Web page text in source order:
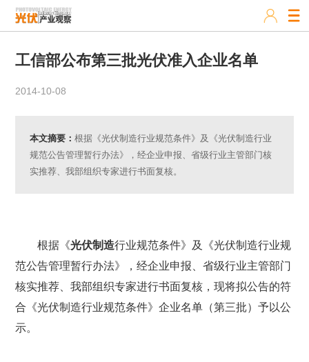
工信部公布第三批光伏准入企业名单
2014-10-08
本文摘要： 根据《光伏制造行业规范条件》及《光伏制造行业
规范公告管理暂行办法》，经企业申报、省级行业主管部门核
实推荐、我部组织专家进行书面复核。
根据《光伏制造行业规范条件》及《光伏制造行业规
范公告管理暂行办法》，经企业申报、省级行业主管部门
核实推荐、我部组织专家进行书面复核，现将拟公告的符
合《光伏制造行业规范条件》企业名单（第三批）予以公
示。